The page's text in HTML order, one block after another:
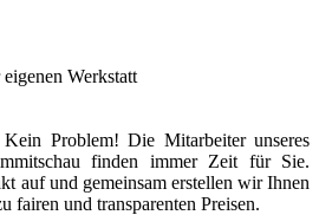
Werkstatt
Problem! Die Mitarbeiter unseres
finden immer Zeit für Sie.
auf und gemeinsam erstellen wir Ihnen
fairen und transparenten Preisen.